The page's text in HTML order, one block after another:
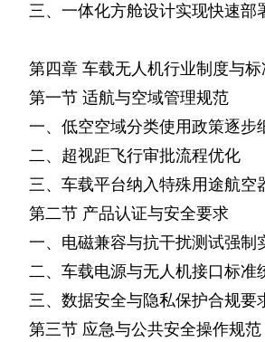
三、一体化方舱设计实现快速部
第四章 车载无人机行业制度与
第一节 适航与空域管理规范
一、低空空域分类使用政策逐步
二、超视距飞行审批流程优化
三、车载平台纳入特殊用途航空
第二节 产品认证与安全要求
一、电磁兼容与抗干扰测试强制
二、车载电源与无人机接口标准
三、数据安全与隐私保护合规要
第三节 应急与公共安全操作规范